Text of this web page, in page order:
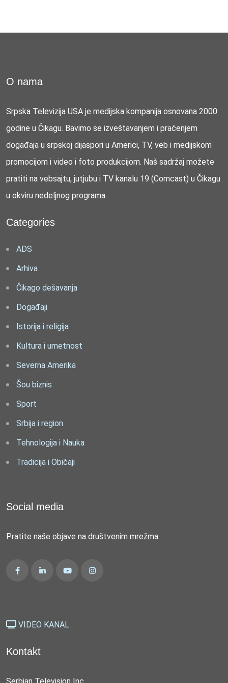
O nama
Srpska Televizija USA je medijska kompanija osnovana 2000
godine u Čikagu. Bavimo se izveštavanjem i praćenjem
događaja u srpskoj dijaspori u Americi, TV, veb i medijskom
promocijom i video i foto produkcijom. Naš sadržaj možete
pratiti na vebsajtu, jutjubu i TV kanalu 19 (Comcast) u Čikagu
u okviru nedeljnog programa.
Categories
ADS
Arhiva
Čikago dešavanja
Događaji
Istorija i religija
Kultura i umetnost
Severna Amerika
Šou biznis
Sport
Srbija i region
Tehnologija i Nauka
Tradicija i Običaji
Social media
Pratite naše objave na društvenim mrežma
VIDEO KANAL
Kontakt